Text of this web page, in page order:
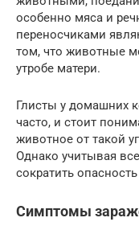
особенно мяса и
переносчиками
том, что животные
утробе матери.
Глисты у домашних
часто, и стоит
животное от такой
Однако учитывая
сократить
Симптомы